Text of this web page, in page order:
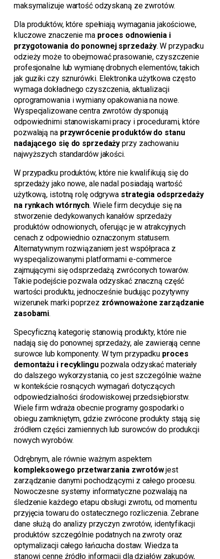
maksymalizuje wartość odzyskaną ze zwrotów.
Dla produktów, które spełniają wymagania jakościowe,
kluczowe znaczenie ma proces odnowienia i
przygotowania do ponownej sprzedaży. W przypadku
odzieży może to obejmować prasowanie, czyszczenie
profesjonalne lub wymianę drobnych elementów, takich
jak guziki czy sznurówki. Elektronika użytkowa często
wymaga dokładnego czyszczenia, aktualizacji
oprogramowania i wymiany opakowania na nowe.
Wyspecjalizowane centra zwrotów dysponują
odpowiednimi stanowiskami pracy i procedurami, które
pozwalają na przywrócenie produktów do stanu
nadającego się do sprzedaży przy zachowaniu
najwyższych standardów jakości.
W przypadku produktów, które nie kwalifikują się do
sprzedaży jako nowe, ale nadal posiadają wartość
użytkową, istotną rolę odgrywa strategia odsprzedaży
na rynkach wtórnych. Wiele firm decyduje się na
stworzenie dedykowanych kanałów sprzedaży
produktów odnowionych, oferując je w atrakcyjnych
cenach z odpowiednio oznaczonym statusem.
Alternatywnym rozwiązaniem jest współpraca z
wyspecjalizowanymi platformami e-commerce
zajmującymi się odsprzedażą zwróconych towarów.
Takie podejście pozwala odzyskać znaczną część
wartości produktu, jednocześnie budując pozytywny
wizerunek marki poprzez zrównoważone zarządzanie
zasobami.
Specyficzną kategorię stanowią produkty, które nie
nadają się do ponownej sprzedaży, ale zawierają cenne
surowce lub komponenty. W tym przypadku proces
demontażu i recyklingupozwala odzyskać materiały
do dalszego wykorzystania, co jest szczególnie ważne
w kontekście rosnących wymagań dotyczących
odpowiedzialności środowiskowej przedsiębiorstw.
Wiele firm wdraża obecnie programy gospodarki o
obiegu zamkniętym, gdzie zwrócone produkty stają się
źródłem części zamiennych lub surowców do produkcji
nowych wyrobów.
Odrębnym, ale równie ważnym aspektem
kompleksowego przetwarzania zwrotówjest
zarządzanie danymi pochodzącymi z całego procesu.
Nowoczesne systemy informatyczne pozwalają na
śledzenie każdego etapu obsługi zwrotu, od momentu
przyjęcia towaru do ostatecznego rozliczenia. Zebrane
dane służą do analizy przyczyn zwrotów, identyfikacji
produktów szczególnie podatnych na zwroty oraz
optymalizacji całego łańcucha dostaw. Wiedza ta
stanowi cenne źródło informacji dla działów zakupów,